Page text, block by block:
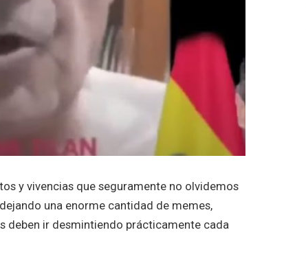
y vivencias que seguramente no olvidemos
una enorme cantidad de memes,
deben ir desmintiendo prácticamente cada